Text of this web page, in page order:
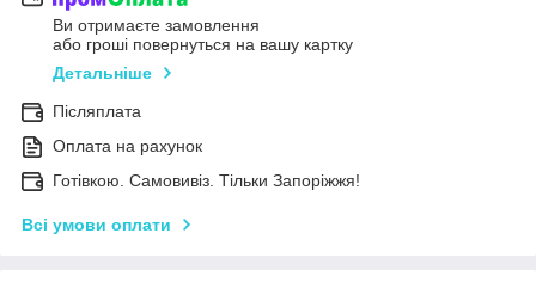
Ви отримаєте замовлення
або гроші повернуться на вашу картку
Детальніше
Післяплата
Оплата на рахунок
Готівкою. Самовивіз. Тільки Запоріжжя!
Всі умови оплати